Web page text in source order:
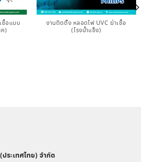
ชื้อแบบ
)
งานติดตั้ง หลอดไฟ UVC ฆ่าเชื้อ
(โรงน้ำแข็ง)
ระเทศไทย) จำกัด